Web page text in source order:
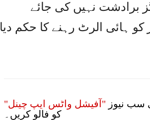
برادشت نہیں کی جائے
ہائی الرٹ رہنے کا حکم دیا
سب نیوز "آفیشل واٹس ایپ چینل"
کو فالو کریں۔